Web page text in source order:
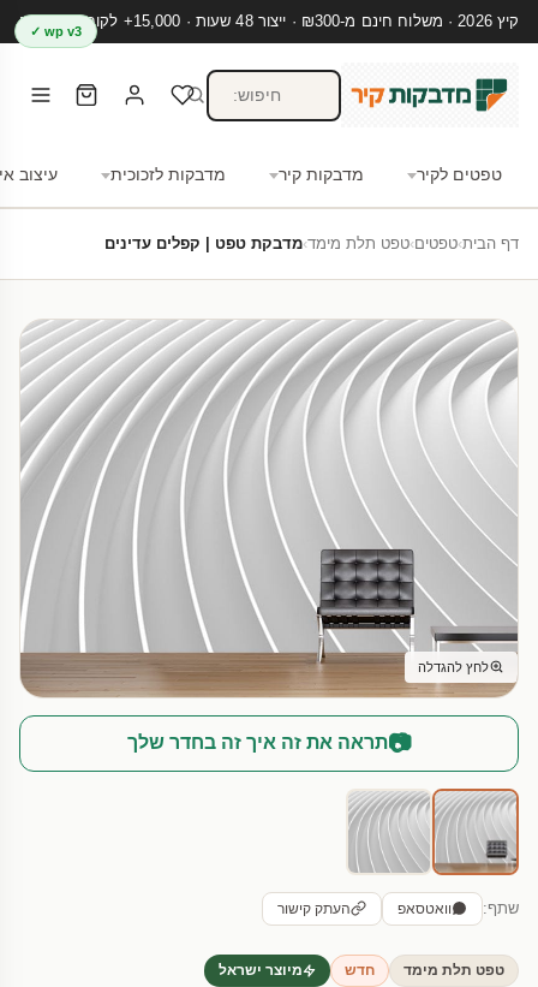
קיץ 2026 · משלוח חינם מ-₪300 · ייצור 48 שעות · 15,000+ לקוחות מרוצים
טפטים לקיר מדבקות קיר מדבקות לזכוכית עיצוב
wp v3 ✓
דף הבית›טפטים›טפט תלת מימד›מדבקת טפט | קפלים עדינים
לחץ להגדלה
📷תראה את זה איך זה בחדר שלך
שתף: וואטסאפ העתק קישור
טפט תלת מימד חדש מיוצר ישראל